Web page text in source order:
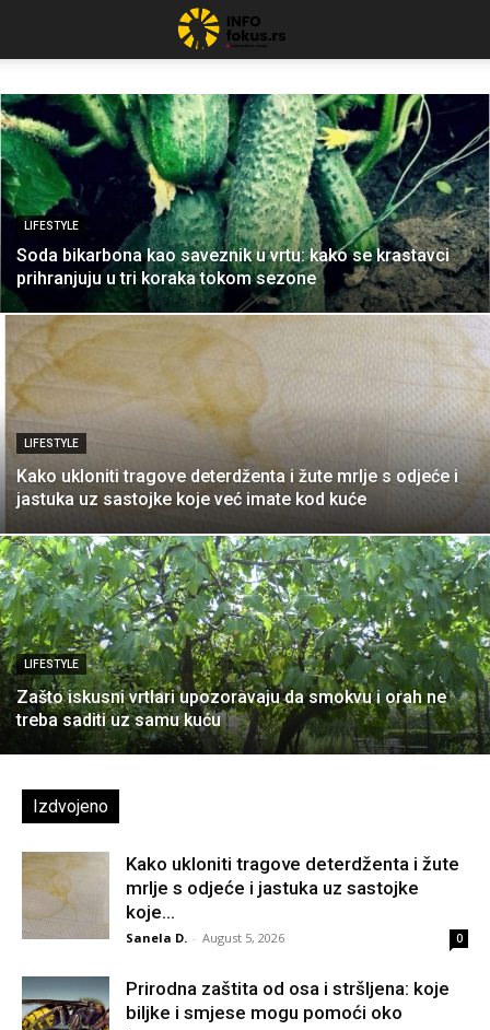
LIFESTYLE
Soda bikarbona kao saveznik u vrtu: kako se krastavci
prihranjuju u tri koraka tokom sezone
LIFESTYLE
Kako ukloniti tragove deterdženta i žute mrlje s odjeće i
jastuka uz sastojke koje već imate kod kuće
LIFESTYLE
Zašto iskusni vrtlari upozoravaju da smokvu i orah ne
treba saditi uz samu kuću
Izdvojeno
Kako ukloniti tragove deterdženta i žute
mrlje s odjeće i jastuka uz sastojke
koje...
Sanela D. - August 5, 2026 0
Prirodna zaštita od osa i stršljena: koje
biljke i smjese mogu pomoći oko